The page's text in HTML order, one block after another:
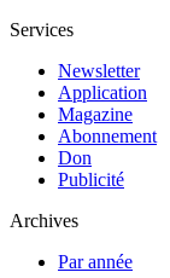
Services
Newsletter
Application
Magazine
Abonnement
Don
Publicité
Archives
Par année